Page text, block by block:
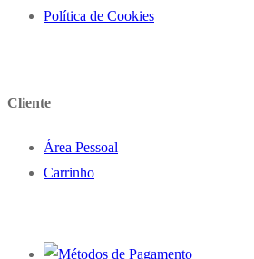
Política de Cookies
Cliente
Área Pessoal
Carrinho